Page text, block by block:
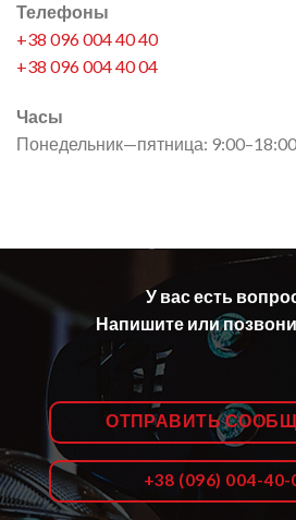
Телефоны
+38 096 004 40 40
+38 096 004 40 04
Часы
Понедельник—пятница: 9:00–18:00
У вас есть
Напишите или
ОТПРАВИТЬ
+38 (096) 004-40-